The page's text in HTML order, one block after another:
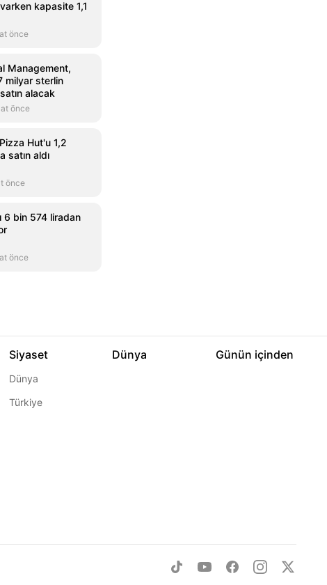
kapasite 1,1
önce
Management,
milyar sterlin
satın alacak
önce
Hut'u 1,2
satın aldı
önce
6 bin 574 liradan
önce
Siyaset
Dünya
Türkiye
Dünya Günün içinden